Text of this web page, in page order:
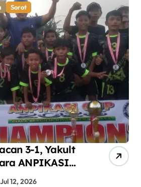
Sorot
3-1, Yakult
ANPIKASI
Jul 12, 2026